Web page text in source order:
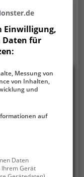
und Kuchen
beim Brunch
wählen. Das
bis
vegetarischen
Fischliebhaber
ob man sich auf
möchte oder in
Essen
ein in diese
und lasse dich
Einwilligung,
Daten für
Messung von
von Inhalten,
und
auf
Daten
Gerät